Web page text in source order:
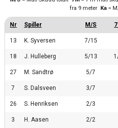
13 K. Syversen 7/15
18 J. Hulleberg 5/13
27 M. Sandtrø 5/7
7 S. Dalsveen 3/7
26 S. Henriksen 2/3
3 H. Aasen 2/2
fra 9 meter Ka=